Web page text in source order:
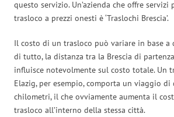
questo servizio. Un’azienda che offre servizi
trasloco a prezzi onesti è ‘Traslochi Brescia’.
Il costo di un trasloco può variare in base a
di tutto, la distanza tra la Brescia di
influisce notevolmente sul costo totale. Un
Elazig, per esempio, comporta un viaggio
chilometri, il che ovviamente aumenta il
trasloco all’interno della stessa città.